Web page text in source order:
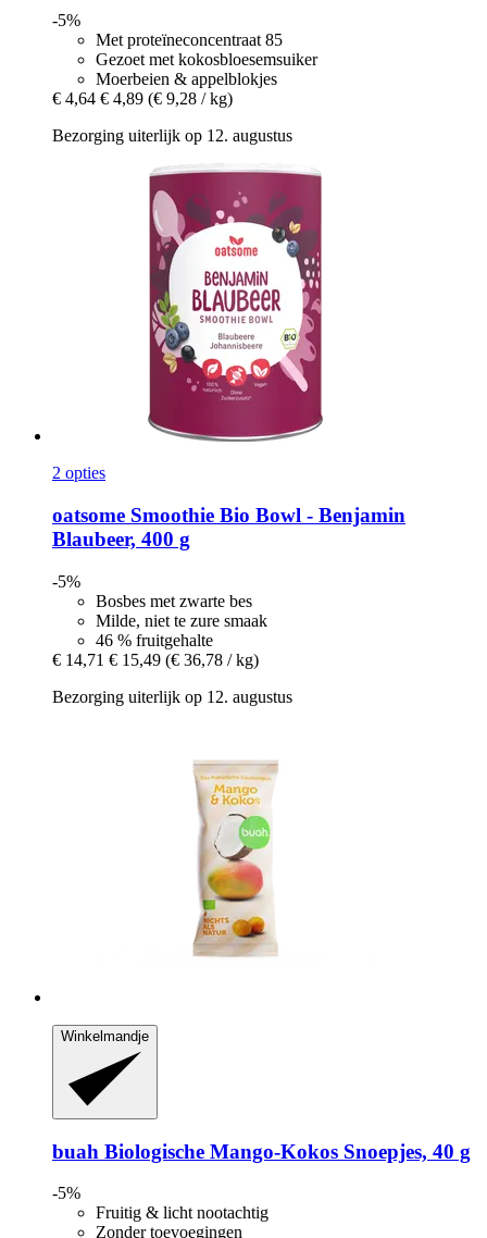
-5%
Met proteïneconcentraat 85
Gezoet met kokosbloesemsuiker
Moerbeien & appelblokjes
€ 4,64 € 4,89 (€ 9,28 / kg)
Bezorging uiterlijk op 12. augustus
2 opties
oatsome Smoothie Bio Bowl -​ Benjamin
Blaubeer, 400 g
-5%
Bosbes met zwarte bes
Milde, niet te zure smaak
46 % fruitgehalte
€ 14,71 € 15,49 (€ 36,78 / kg)
Bezorging uiterlijk op 12. augustus
Winkelmandje
buah Biologische Mango-​Kokos Snoepjes, 40 g
-5%
Fruitig & licht nootachtig
Zonder toevoegingen